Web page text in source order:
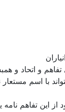
تفاهم و اتحاد
از این تفاهم نامه